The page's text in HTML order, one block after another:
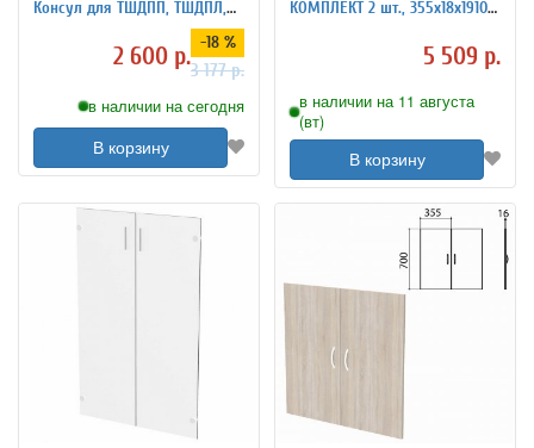
Консул для ТШДПП, ТШДПЛ,
2 600 р. -18 %
3 177 р.
в наличии на сегодня
В корзину
КОМПЛЕКТ 2 шт., 355х18х1910
5 509 р.
в наличии на 11 августа
(вт)
В корзину